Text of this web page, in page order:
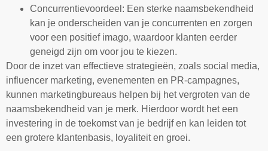
Concurrentievoordeel: Een sterke naamsbekendheid
kan je onderscheiden van je concurrenten en zorgen
voor een positief imago, waardoor klanten eerder
geneigd zijn om voor jou te kiezen.
Door de inzet van effectieve strategieën, zoals social media,
influencer marketing, evenementen en PR-campagnes,
kunnen marketingbureaus helpen bij het vergroten van de
naamsbekendheid van je merk. Hierdoor wordt het een
investering in de toekomst van je bedrijf en kan leiden tot
een grotere klantenbasis, loyaliteit en groei.